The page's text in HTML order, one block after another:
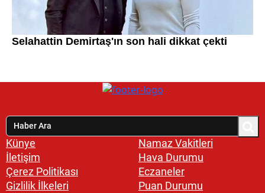
Künye
İletişim
Çerez Politikası
Gizlilik İlkeleri
Namaz Vakitleri
Hava Durumu
Eczaneler
Puan Durumu